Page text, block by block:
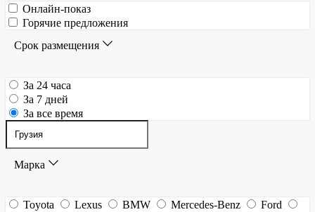
Онлайн-показ
Горячие предложения
Срок размещения
За 24 часа
За 7 дней
За все время
Марка
Toyota Lexus BMW Mercedes-Benz
Ford